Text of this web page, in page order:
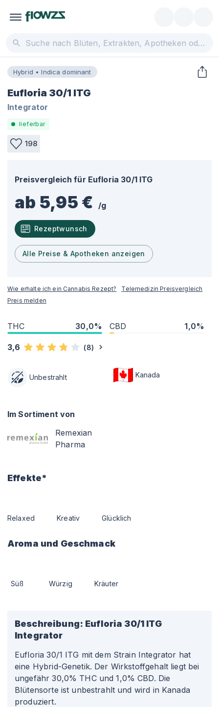
Hybrid • Indica dominant
Eufloria 30/1 ITG
Integrator
lieferbar
198
Preisvergleich für Eufloria 30/1 ITG
ab 5,95 € /g
Rezeptwunsch
Alle Preise & Apotheken anzeigen
Wie erhalte ich ein Cannabis Rezept?
Telemedizin Preisvergleich
Preis melden
THC 30,0% CBD 1,0%
3,6 (8)
Unbestrahlt Kanada
Im Sortiment von
Remexian
Pharma
Effekte*
Relaxed Kreativ Glücklich
Aroma und Geschmack
Süß Würzig Kräuter
Beschreibung: Eufloria 30/1 ITG
Integrator
Eufloria 30/1 ITG mit dem Strain Integrator hat
eine Hybrid-Genetik. Der Wirkstoffgehalt liegt bei
ungefähr 30,0% THC und 1,0% CBD. Die
Blütensorte ist unbestrahlt und wird in Kanada
produziert.